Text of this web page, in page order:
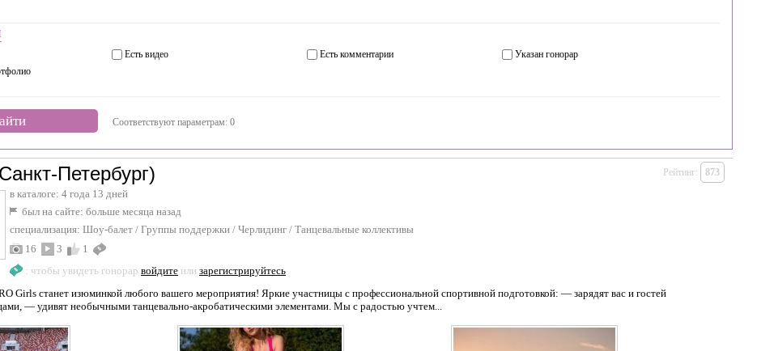
Есть видео Есть комментарии Указан гонорар
Соответствуют параметрам: 0
Петербург)
в каталоге: 4 года 13 дней
был на сайте: больше месяца назад
специализация: Шоу-балет / Группы поддержки / Черлидинг / Танцевальные коллективы
16
3
1
: чтобы увидеть гонорар войдите или зарегистрируйтесь
Girls станет изюминкой любого вашего мероприятия! Яркие участницы с профессиональной спортивной подготовкой: — зарядят вас и гостей
— удивят необычными танцевально-акробатическими элементами. Мы с радостью учтем...
Рейтинг: 873